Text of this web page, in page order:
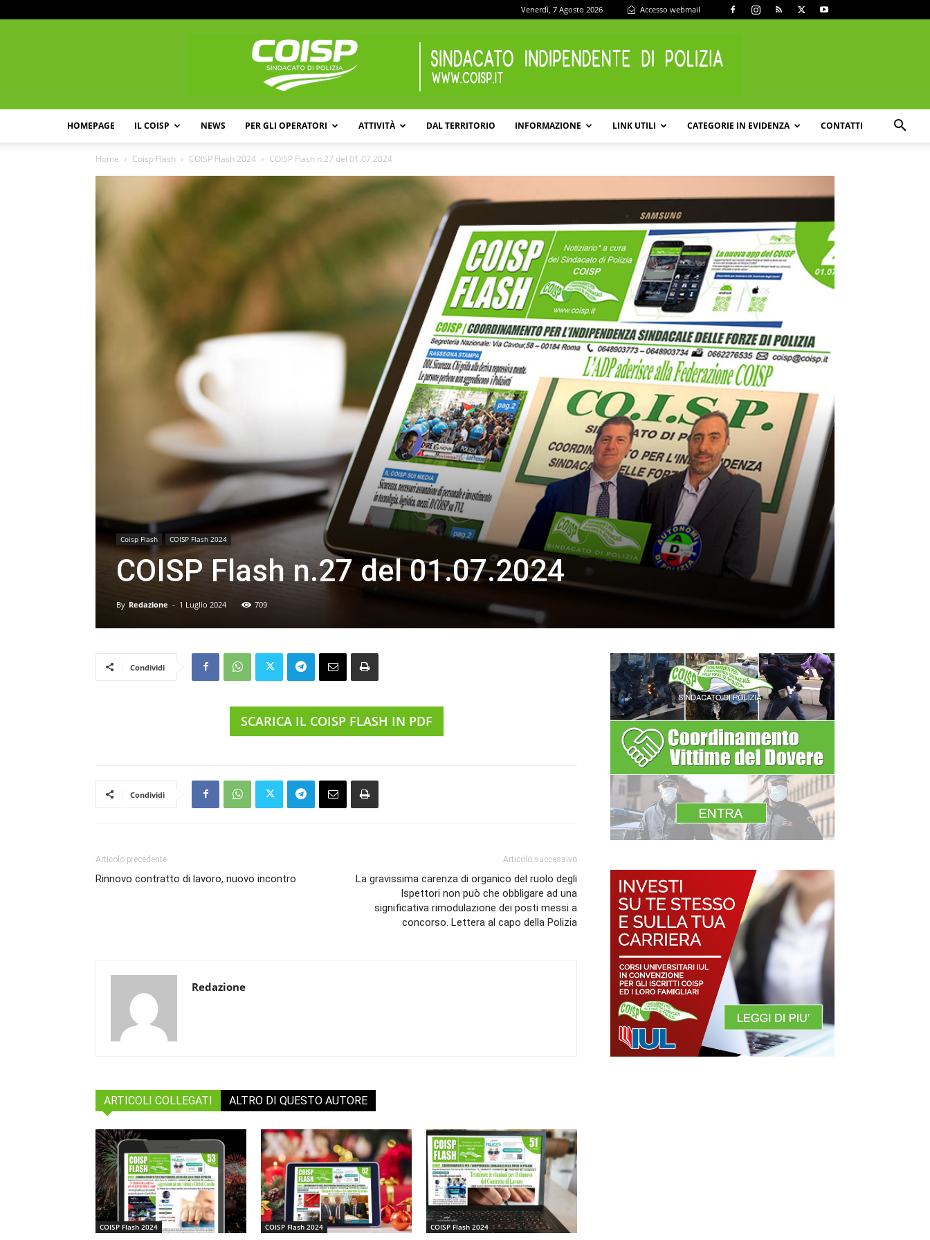
Venerdì, 7 Agosto 2026 Accesso webmail
HOMEPAGE IL COISP NEWS PER GLI OPERATORI ATTIVITÀ DAL TERRITORIO INFORMAZIONE LINK UTILI CATEGORIE IN EVIDENZA CONTATTI
Home Coisp Flash COISP Flash 2024 COISP Flash n.27 del 01.07.2024
Coisp Flash COISP Flash 2024
COISP Flash n.27 del 01.07.2024
By Redazione - 1 Luglio 2024 709
Condividi
SCARICA IL COISP FLASH IN PDF
Condividi
Articolo precedente
Rinnovo contratto di lavoro, nuovo incontro
Articolo successivo
La gravissima carenza di organico del ruolo degli
Ispettori non può che obbligare ad una
significativa rimodulazione dei posti messi a
concorso. Lettera al capo della Polizia
Redazione
ARTICOLI COLLEGATI ALTRO DI QUESTO AUTORE
COISP Flash 2024 COISP Flash 2024 COISP Flash 2024